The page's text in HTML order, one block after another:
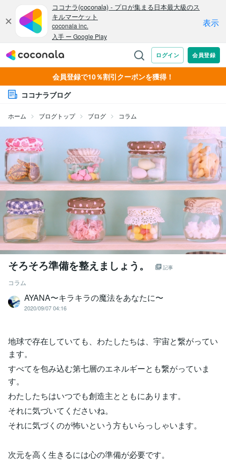
会員登録で10％割引クーポンを獲得！
ココナラブログ
ホーム ブログトップ ブログ コラム
そろそろ準備を整えましょう。 記事
コラム
AYANA〜キラキラの魔法をあなたに〜
2020/09/07 04:16
地球で存在していても、わたしたちは、宇宙と繋がってい
ます。
すべてを包み込む第七層のエネルギーとも繋がっていま
す。
わたしたちはいつでも創造主とともにあります。
それに気づいてくださいね。
それに気づくのが怖いという方もいらっしゃいます。
次元を高く生きるには心の準備が必要です。